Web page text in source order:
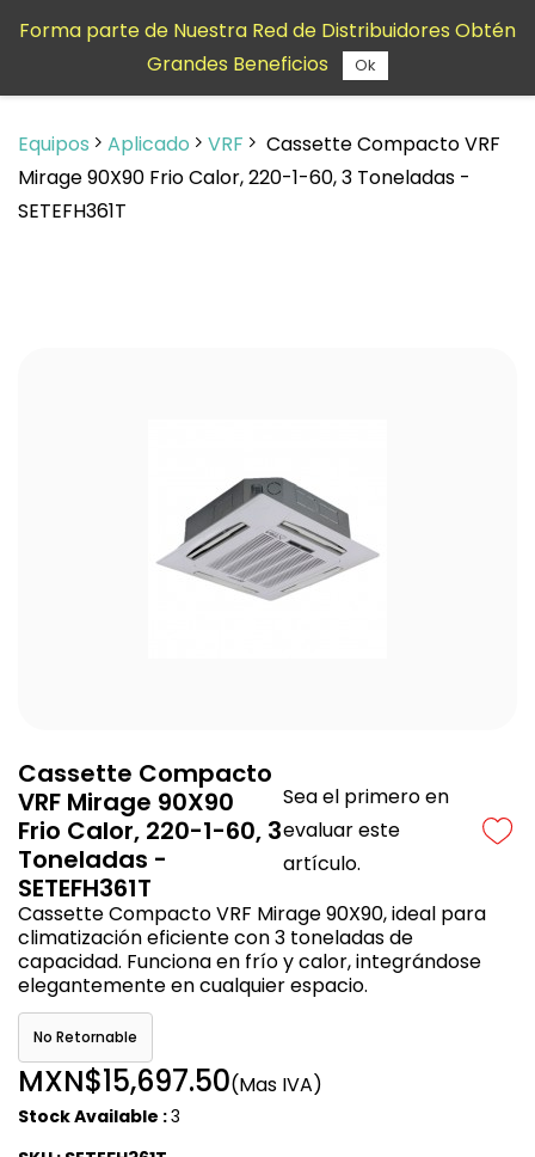
contenido
Equipos Aplicado VRF
Cassette Compacto VRF
Mirage 90X90 Frio Calor, 220-1-60, 3 Toneladas -
SETEFH361T
Cassette Compacto
VRF Mirage 90X90
Frio Calor, 220-1-60, 3
Toneladas -
SETEFH361T
Sea el primero en
evaluar este
artículo.
Cassette Compacto VRF Mirage 90X90, ideal para
climatización eficiente con 3 toneladas de
capacidad. Funciona en frío y calor, integrándose
elegantemente en cualquier espacio.
No Retornable
MXN$15,697.50(Mas IVA)
Stock Available :3
Forma parte de Nuestra Red de Distribuidores Obtén
Grandes Beneficios
Ok